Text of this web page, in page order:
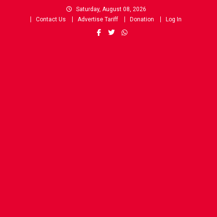
Saturday, August 08, 2026
Contact Us
Advertise Tariff Donation Log In